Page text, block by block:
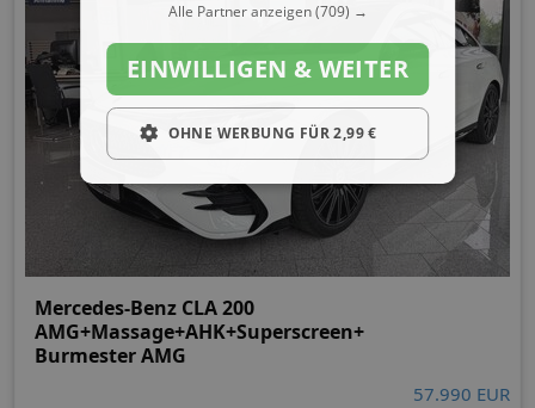
Mercedes-Benz CLA 200
AMG+Massage+AHK+Superscreen+
Burmester AMG
57.990 EUR
Alle Partner anzeigen(709) →
EINWILLIGEN & WEITER
OHNE WERBUNG FÜR 2,99 €